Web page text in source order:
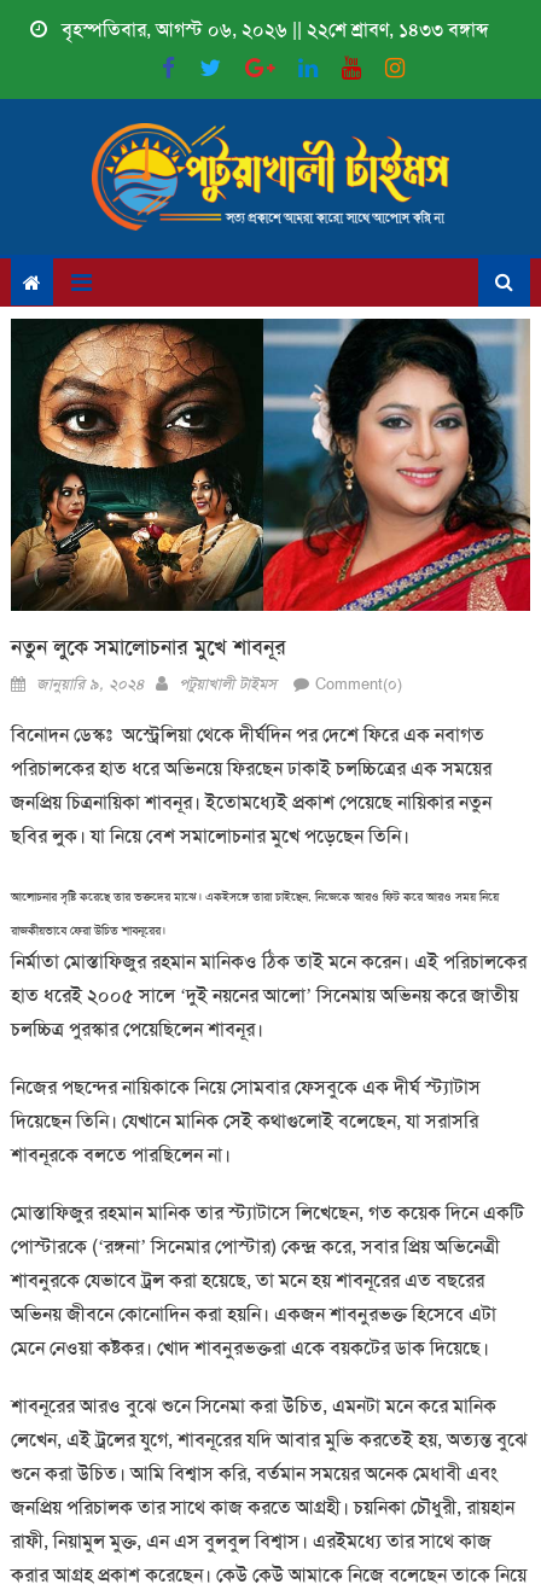
Skip
বৃহস্পতিবার, আগস্ট ০৬, ২০২৬ || ২২শে শ্রাবণ, ১৪৩৩ বঙ্গাব্দ
নতুন লুকে সমালোচনার মুখে শাবনূর
Posted
জানুয়ারি ৯, ২০২৪ Author
পটুয়াখালী টাইমস Comment(০)
বিনোদন ডেস্কঃ অস্ট্রেলিয়া থেকে দীর্ঘদিন পর দেশে ফিরে এক নবাগত
পরিচালকের হাত ধরে অভিনয়ে ফিরছেন ঢাকাই চলচ্চিত্রের এক সময়ের
জনপ্রিয় চিত্রনায়িকা শাবনূর। ইতোমধ্যেই প্রকাশ পেয়েছে নায়িকার নতুন
ছবির লুক। যা নিয়ে বেশ সমালোচনার মুখে পড়েছেন তিনি।
আলোচনার সৃষ্টি করেছে তার ভক্তদের মাঝে। একইসঙ্গে তারা চাইছেন, নিজেকে আরও ফিট করে আরও সময় নিয়ে
রাজকীয়ভাবে ফেরা উচিত শাবনূরের।
নির্মাতা মোস্তাফিজুর রহমান মানিকও ঠিক তাই মনে করেন। এই পরিচালকের
হাত ধরেই ২০০৫ সালে ‘দুই নয়নের আলো’ সিনেমায় অভিনয় করে জাতীয়
চলচ্চিত্র পুরস্কার পেয়েছিলেন শাবনূর।
নিজের পছন্দের নায়িকাকে নিয়ে সোমবার ফেসবুকে এক দীর্ঘ স্ট্যাটাস
দিয়েছেন তিনি। যেখানে মানিক সেই কথাগুলোই বলেছেন, যা সরাসরি
শাবনূরকে বলতে পারছিলেন না।
মোস্তাফিজুর রহমান মানিক তার স্ট্যাটাসে লিখেছেন, গত কয়েক দিনে একটি
পোস্টারকে (‘রঙ্গনা’ সিনেমার পোস্টার) কেন্দ্র করে, সবার প্রিয় অভিনেত্রী
শাবনুরকে যেভাবে ট্রল করা হয়েছে, তা মনে হয় শাবনূরের এত বছরের
অভিনয় জীবনে কোনোদিন করা হয়নি। একজন শাবনুরভক্ত হিসেবে এটা
মেনে নেওয়া কষ্টকর। খোদ শাবনুরভক্তরা একে বয়কটের ডাক দিয়েছে।
শাবনূরের আরও বুঝে শুনে সিনেমা করা উচিত, এমনটা মনে করে মানিক
লেখেন, এই ট্রলের যুগে, শাবনূরের যদি আবার মুভি করতেই হয়, অত্যন্ত বুঝে
শুনে করা উচিত। আমি বিশ্বাস করি, বর্তমান সময়ের অনেক মেধাবী এবং
জনপ্রিয় পরিচালক তার সাথে কাজ করতে আগ্রহী। চয়নিকা চৌধুরী, রায়হান
রাফী, নিয়ামুল মুক্ত, এন এস বুলবুল বিশ্বাস। এরইমধ্যে তার সাথে কাজ
করার আগ্রহ প্রকাশ করেছেন। কেউ কেউ আমাকে নিজে বলেছেন তাকে নিয়ে